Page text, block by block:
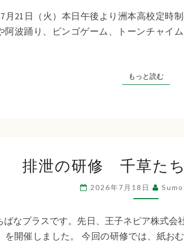
定
時
制
流
訪
月21日（火）本日午後より洲本高校定時
阿波踊り、ビンゴゲーム、トーンチャイ
もっと読むもっと
泄
の
研
修
千
草
排泄の研修 千草た
2026年7月18日
ばなプラスです。先日、王子ネピア株式会
を開催しました。 今回の研修では、紙お